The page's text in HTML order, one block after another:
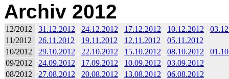
Archiv 2012
12/2012 31.12.2012 24.12.2012 17.12.2012 10.12.2012
11/2012
26.11.2012 19.11.2012 12.11.2012
05.11.2012
10/2012
29.10.2012 22.10.2012 15.10.2012 08.10.2012
09/2012
24.09.2012 17.09.2012 10.09.2012
03.09.2012
08/2012
27.08.2012 20.08.2012 13.08.2012
06.08.2012